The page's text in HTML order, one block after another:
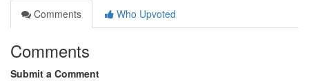
Comments
Who Upvoted
Comments
Submit a Comment